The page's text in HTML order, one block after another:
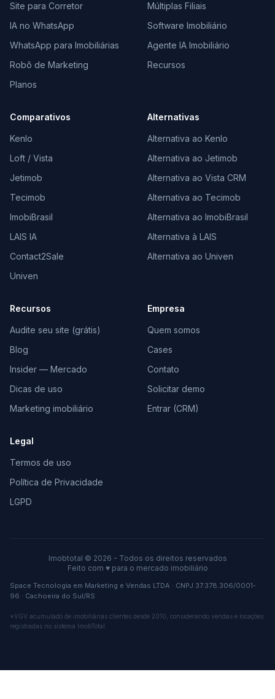
Site para Corretor
IA no WhatsApp
WhatsApp para Imobiliárias
Robô de Marketing
Planos
Múltiplas Filiais
Software Imobiliário
Agente IA Imobiliário
Recursos
Comparativos
Kenlo
Loft / Vista
Jetimob
Tecimob
ImobiBrasil
LAIS IA
Contact2Sale
Univen
Alternativas
Alternativa ao Kenlo
Alternativa ao Jetimob
Alternativa ao Vista CRM
Alternativa ao Tecimob
Alternativa ao ImobiBrasil
Alternativa à LAIS
Alternativa ao Univen
Recursos
Audite seu site (grátis)
Blog
Insider — Mercado
Dicas de uso
Marketing imobiliário
Empresa
Quem somos
Cases
Contato
Solicitar demo
Entrar (CRM)
Legal
Termos de uso
Política de Privacidade
LGPD
Imobtotal © 2026 - Todos os direitos reservados
Feito com ♥para o mercado imobiliário
Space Tecnologia em Marketing e Vendas LTDA · CNPJ 37.378.306/0001-
96 · Cachoeira do Sul/RS
*VGV acumulado de imobiliárias clientes desde 2010, considerando vendas e locações
registradas no sistema ImobTotal.